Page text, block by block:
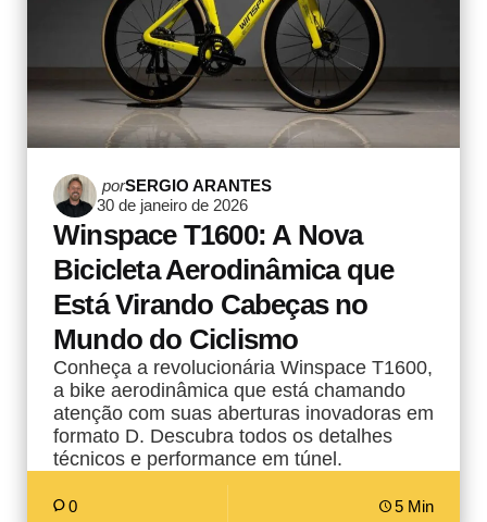
Postado
por
porSERGIO ARANTES
30 de janeiro de 2026
Winspace T1600: A Nova
Bicicleta Aerodinâmica que
Está Virando Cabeças no
Mundo do Ciclismo
Conheça a revolucionária Winspace T1600,
a bike aerodinâmica que está chamando
atenção com suas aberturas inovadoras em
formato D. Descubra todos os detalhes
técnicos e performance em túnel.
0 5 Min